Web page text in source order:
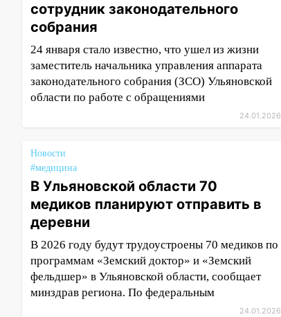
сотрудник законодательного
собрания
24 января стало известно, что ушел из жизни
заместитель начальника управления аппарата
законодательного собрания (ЗСО) Ульяновской
области по работе с обращениями
24.01.2026
Новости
#медицина
В Ульяновской области 70
медиков планируют отправить в
деревни
В 2026 году будут трудоустроены 70 медиков по
программам «Земский доктор» и «Земский
фельдшер» в Ульяновской области, сообщает
минздрав региона. По федеральным
24.01.2026